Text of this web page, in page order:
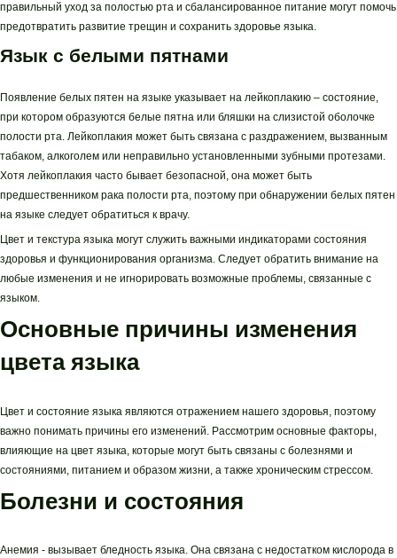
правильный уход за полостью рта и сбалансированное питание могут помочь
предотвратить развитие трещин и сохранить здоровье языка.
Язык с белыми пятнами
Появление белых пятен на языке указывает на лейкоплакию – состояние,
при котором образуются белые пятна или бляшки на слизистой оболочке
полости рта. Лейкоплакия может быть связана с раздражением, вызванным
табаком, алкоголем или неправильно установленными зубными протезами.
Хотя лейкоплакия часто бывает безопасной, она может быть
предшественником рака полости рта, поэтому при обнаружении белых пятен
на языке следует обратиться к врачу.
Цвет и текстура языка могут служить важными индикаторами состояния
здоровья и функционирования организма. Следует обратить внимание на
любые изменения и не игнорировать возможные проблемы, связанные с
языком.
Основные причины изменения
цвета языка
Цвет и состояние языка являются отражением нашего здоровья, поэтому
важно понимать причины его изменений. Рассмотрим основные факторы,
влияющие на цвет языка, которые могут быть связаны с болезнями и
состояниями, питанием и образом жизни, а также хроническим стрессом.
Болезни и состояния
Анемия - вызывает бледность языка. Она связана с недостатком кислорода в